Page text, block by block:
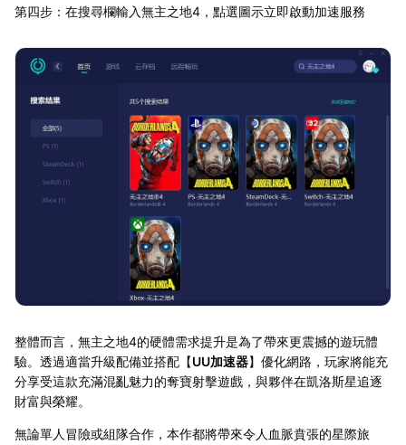
第四步：在搜尋欄輸入無主之地4，點選圖示立即啟動加速服務
整體而言，無主之地4的硬體需求提升是為了帶來更震撼的遊玩體
驗。透過適當升級配備並搭配【UU加速器】優化網路，玩家將能充
分享受這款充滿混亂魅力的奪寶射擊遊戲，與夥伴在凱洛斯星追逐
財富與榮耀。
無論單人冒險或組隊合作，本作都將帶來令人血脈賁張的星際旅